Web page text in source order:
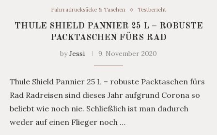
Fahrradrucksäcke & Taschen Testbericht
THULE SHIELD PANNIER 25 L – ROBUSTE
PACKTASCHEN FÜRS RAD
byJessi 9. November 2020
Thule Shield Pannier 25 L – robuste Packtaschen fürs
Rad Radreisen sind dieses Jahr aufgrund Corona so
beliebt wie noch nie. Schließlich ist man dadurch
weder auf einen Flieger noch …